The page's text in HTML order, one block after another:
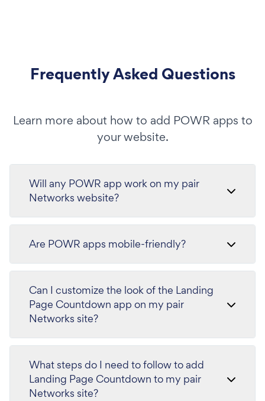
Frequently Asked Questions
Learn more about how to add POWR apps to
your website.
Will any POWR app work on my pair
Networks website?
Are POWR apps mobile-friendly?
Can I customize the look of the Landing
Page Countdown app on my pair
Networks site?
What steps do I need to follow to add
Landing Page Countdown to my pair
Networks site?